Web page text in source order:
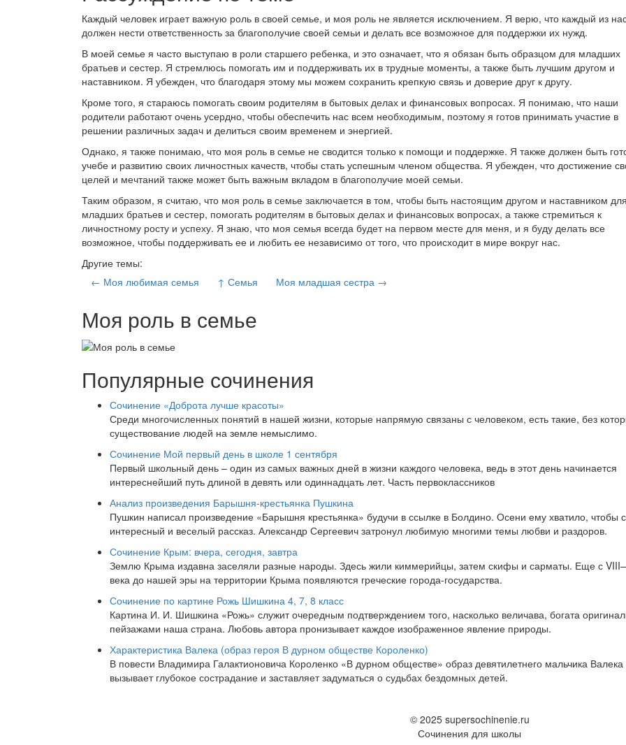
Каждый человек играет важную роль в своей семье, и моя роль не является исключением. Я верю, что каждый из
должен нести ответственность за благополучие своей семьи и делать все возможное для поддержки их нужд.
В моей семье я часто выступаю в роли старшего ребенка, и это означает, что я обязан быть образцом для младших
братьев и сестер. Я стремлюсь помогать им и поддерживать их в трудные моменты, а также быть лучшим другом и
наставником. Я убежден, что благодаря этому мы можем сохранить крепкую связь и доверие друг к другу.
Кроме того, я стараюсь помогать своим родителям в бытовых делах и финансовых вопросах. Я понимаю, что наши
родители работают очень усердно, чтобы обеспечить нас всем необходимым, поэтому я готов принимать участие в
решении различных задач и делиться своим временем и энергией.
Однако, я также понимаю, что моя роль в семье не сводится только к помощи и поддержке. Я также должен быть
учебе и развитию своих личностных качеств, чтобы стать успешным членом общества. Я убежден, что достижение
целей и мечтаний также может быть важным вкладом в благополучие моей семьи.
Таким образом, я считаю, что моя роль в семье заключается в том, чтобы быть настоящим другом и наставником для
младших братьев и сестер, помогать родителям в бытовых делах и финансовых вопросах, а также стремиться к
личностному росту и успеху. Я знаю, что моя семья всегда будет на первом месте для меня, и я буду делать все
возможное, чтобы поддерживать ее и любить ее независимо от того, что происходит в мире вокруг нас.
Другие темы:
← Моя любимая семья
↑ Семья Моя младшая сестра →
Моя роль в семье
Популярные сочинения
Сочинение «Доброта лучше красоты»
Среди многочисленных понятий в нашей жизни, которые напрямую связаны с человеком, есть такие, без
существование людей на земле немыслимо.
Сочинение Мой первый день в школе 1 сентября
Первый школьный день – один из самых важных дней в жизни каждого человека, ведь в этот день начинается
интереснейший путь длиной в девять или одиннадцать лет. Часть первоклассников
Анализ произведения Барышня-крестьянка Пушкина
Пушкин написал произведение «Барышня крестьянка» будучи в ссылке в Болдино. Осени ему хватило, чтобы
интересный и веселый рассказ. Александр Сергеевич затронул любимую многими темы любви и раздоров.
Сочинение Крым: вчера, сегодня, завтра
Землю Крыма издавна заселяли разные народы. Здесь жили киммерийцы, затем скифы и сарматы. Еще с
века до нашей эры на территории Крыма появляются греческие города-государства.
Сочинение по картине Рожь Шишкина 4, 7, 8 класс
Картина И. И. Шишкина «Рожь» служит очередным подтверждением того, насколько величава, богата
пейзажами наша страна. Любовь автора пронизывает каждое изображенное явление природы.
Характеристика Валека (образ героя В дурном обществе Короленко)
В повести Владимира Галактионовича Короленко «В дурном обществе» образ девятилетнего мальчика Валека
вызывает глубокое сострадание и заставляет задуматься о судьбах бездомных детей.
© 2025 supersochinenie.ru
Сочинения для школы